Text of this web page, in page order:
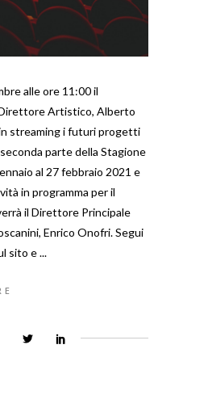
alle ore 11:00 il
Artistico, Alberto
streaming i futuri progetti
parte della Stagione
al 27 febbraio 2021 e
in programma per il
il Direttore Principale
Enrico Onofri. Segui
sito e